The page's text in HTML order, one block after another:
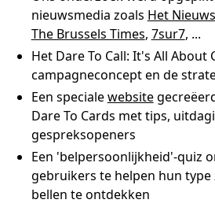
nieuwsmedia zoals Het
The Brussels Times, 7sur7, ...
Het Dare To Call: It's All About
campagneconcept en de
Een specialewebsite
Dare To Cards met tips,
gespreksopeners
Een 'belpersoonlijkheid'-quiz
gebruikers te helpen hun
bellen te ontdekken